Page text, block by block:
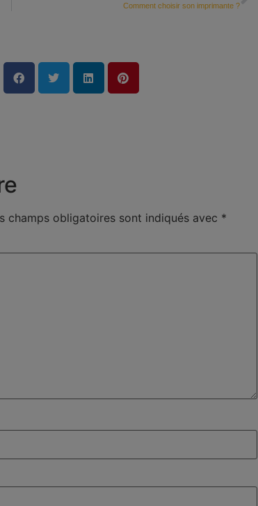
Comment choisir son imprimante ?
champs obligatoires sont indiqués avec *